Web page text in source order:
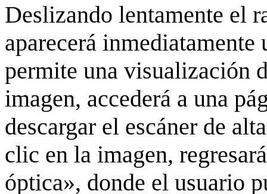
Deslizando lentamente el
aparecerá
permite una visualización
imagen, accederá a una
descargar el escáner de
clic en la imagen,
óptica», donde el usuario